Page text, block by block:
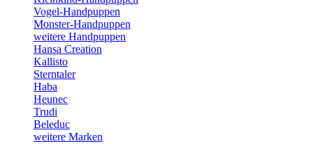
Vogel-Handpuppen
Monster-Handpuppen
weitere Handpuppen
Hansa Creation
Kallisto
Sterntaler
Haba
Heunec
Trudi
Beleduc
weitere Marken